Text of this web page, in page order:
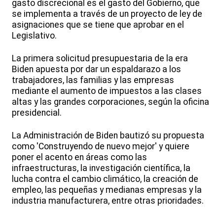
gasto discrecional es el gasto del Gobierno, que
se implementa a través de un proyecto de ley de
asignaciones que se tiene que aprobar en el
Legislativo.
La primera solicitud presupuestaria de la era
Biden apuesta por dar un espaldarazo a los
trabajadores, las familias y las empresas
mediante el aumento de impuestos a las clases
altas y las grandes corporaciones, según la oficina
presidencial.
La Administración de Biden bautizó su propuesta
como 'Construyendo de nuevo mejor' y quiere
poner el acento en áreas como las
infraestructuras, la investigación científica, la
lucha contra el cambio climático, la creación de
empleo, las pequeñas y medianas empresas y la
industria manufacturera, entre otras prioridades.